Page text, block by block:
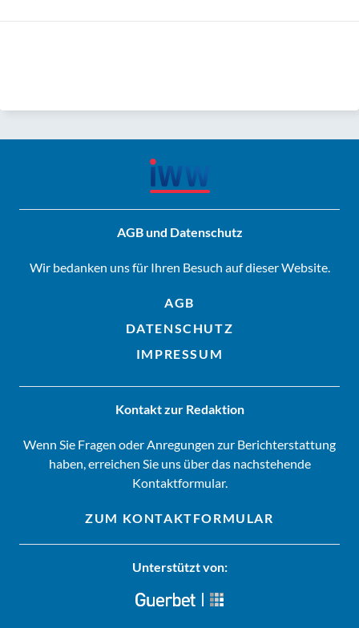
AGB und Datenschutz
Wir bedanken uns für Ihren Besuch auf dieser Website.
AGB
DATENSCHUTZ
IMPRESSUM
Kontakt zur Redaktion
Wenn Sie Fragen oder Anregungen zur Berichterstattung
haben, erreichen Sie uns über das nachstehende
Kontaktformular.
ZUM KONTAKTFORMULAR
Unterstützt von: